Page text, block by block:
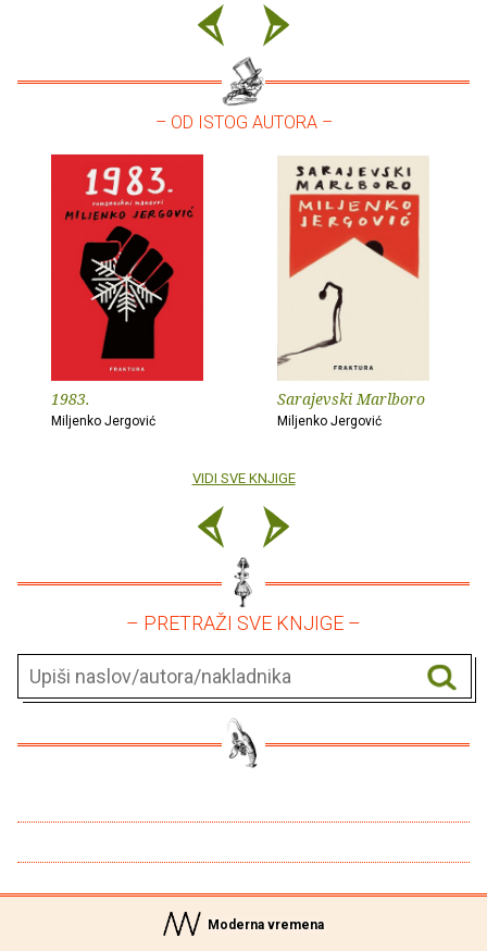
– OD ISTOG AUTORA –
1983.
Miljenko Jergović
Sarajevski Marlboro
Miljenko Jergović
VIDI SVE KNJIGE
– PRETRAŽI SVE KNJIGE –
Moderna vremena